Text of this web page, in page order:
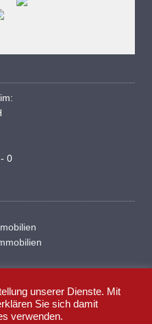
0
unserer Dienste. Mit
Sie sich damit
verwenden.